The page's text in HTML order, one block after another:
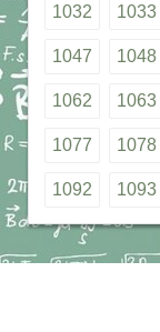
1032 1033
1047 1048
1062 1063
1077 1078
1092 1093